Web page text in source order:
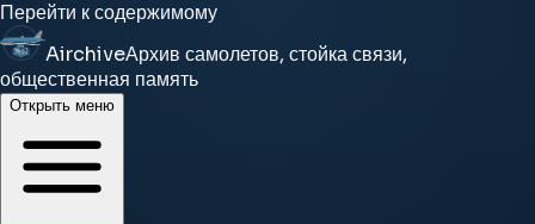
Перейти к содержимому
AirchiveАрхив самолетов, стойка связи,
общественная память
Открыть меню